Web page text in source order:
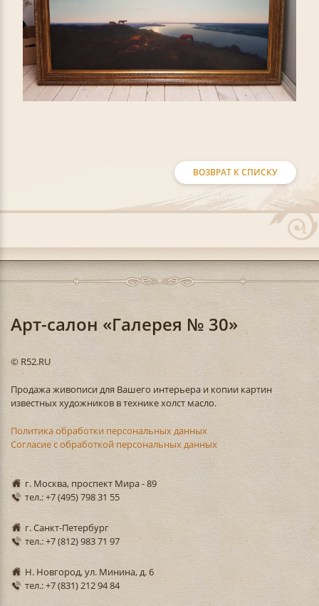
ВОЗВРАТ К СПИСКУ
Арт-салон «Галерея № 30»
© R52.RU
Продажа живописи для Вашего интерьера и копии картин
известных художников в технике холст масло.
Политика обработки персональных данных
Согласие с обработкой персональных данных
г. Москва, проспект Мира - 89
тел.: +7 (495) 798 31 55
г. Санкт-Петербург
тел.: +7 (812) 983 71 97
Н. Новгород, ул. Минина, д. 6
тел.: +7 (831) 212 94 84